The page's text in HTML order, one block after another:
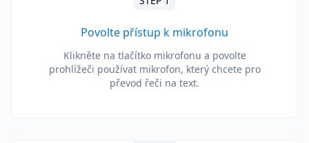
Povolte přístup k mikrofonu
Klikněte na tlačítko mikrofonu a povolte
prohlížeči používat mikrofon, který chcete pro
převod řeči na text.